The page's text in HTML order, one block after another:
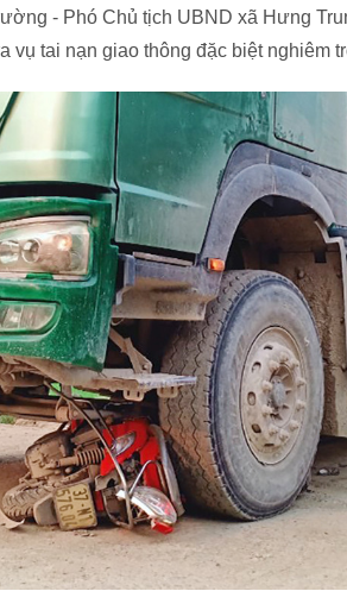
- Phó Chủ tịch UBND xã Hưng
vụ tai nạn giao thông đặc biệt nghiêm